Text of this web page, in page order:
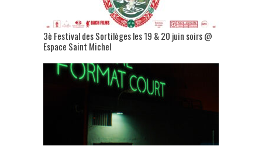
3è Festival des Sortilèges les 19 & 20 juin soirs @
Espace Saint Michel